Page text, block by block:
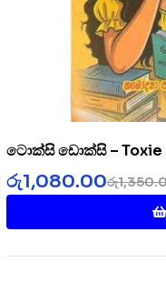
ටොක්සි ඩොක්සි – Toxie
රු
රු1,080.00